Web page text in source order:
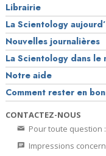
Librairie
La Scientology
Nouvelles journalières
La Scientology dans le
Notre aide
Comment rester en
CONTACTEZ-NOUS
Pour toute question
Impressions